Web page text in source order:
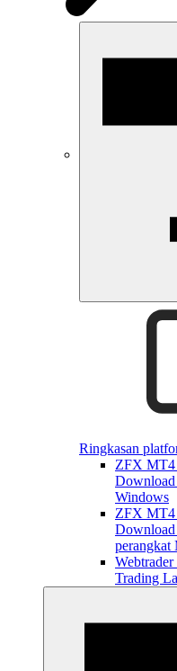
Ringkasan
ZFX MT4
Windows
ZFX MT4
perangkat
Trading